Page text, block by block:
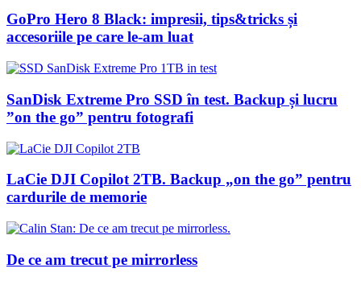
GoPro Hero 8 Black: impresii, tips&tricks și
accesoriile pe care le-am luat
SanDisk Extreme Pro SSD în test. Backup și lucru
”on the go” pentru fotografi
LaCie DJI Copilot 2TB. Backup „on the go” pentru
cardurile de memorie
De ce am trecut pe mirrorless